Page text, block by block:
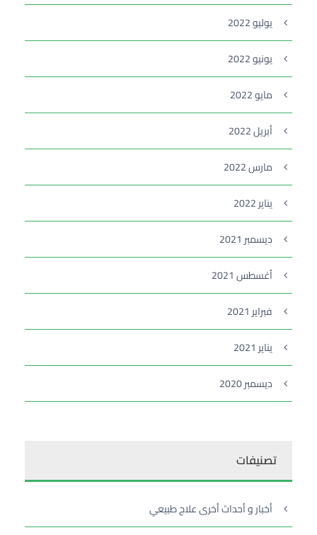
يوليو 2022
يونيو 2022
مايو 2022
أبريل 2022
مارس 2022
يناير 2022
ديسمبر 2021
أغسطس 2021
فبراير 2021
يناير 2021
ديسمبر 2020
تصنيفات
أخبار و أحداث أخرى علاج طبيعي